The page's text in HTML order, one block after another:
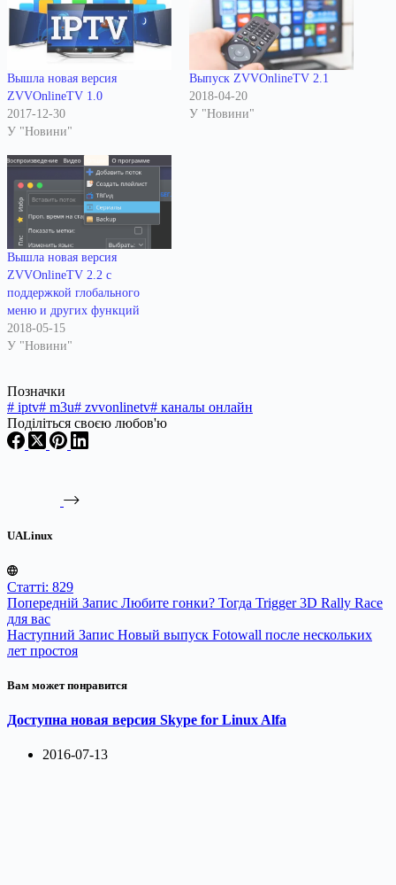
Вышла новая версия
ZVVOnlineTV 1.0
2017-12-30
У "Новини"
Выпуск ZVVOnlineTV 2.1
2018-04-20
У "Новини"
Вышла новая версия
ZVVOnlineTV 2.2 с
поддержкой глобального
меню и других функций
2018-05-15
У "Новини"
Позначки
# iptv# m3u# zvvonlinetv# каналы онлайн
Поділіться своєю любов'ю
UALinux
Статті: 829
Попередній Запис Любите гонки? Тогда Trigger 3D Rally Race
для вас
Наступний Запис Новый выпуск Fotowall после нескольких
лет простоя
Вам может понравится
Доступна новая версия Skype for Linux Alfa
2016-07-13